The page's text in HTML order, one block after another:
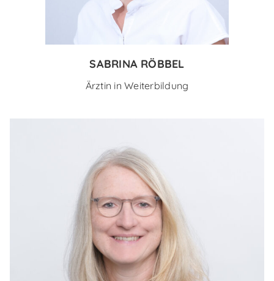
SABRINA RÖBBEL
Ärztin in Weiterbildung